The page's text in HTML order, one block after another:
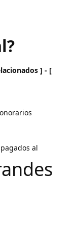
] - [
al